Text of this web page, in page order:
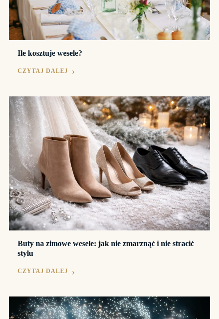
Ile kosztuje wesele?
CZYTAJ DALEJ
Buty na zimowe wesele: jak nie zmarznąć i nie stracić
stylu
CZYTAJ DALEJ